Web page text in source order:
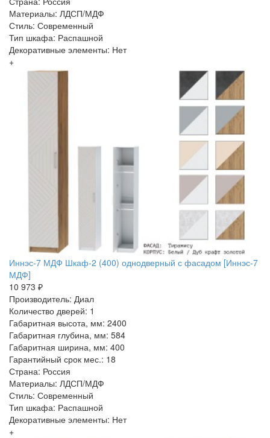
Материалы: ЛДСП/МДФ
Стиль: Современный
Тип шкафа: Распашной
Декоративные элементы: Нет
+
Иннэс-7 МДФ Шкаф-2 (400) однодверный с фасадом [Иннэс-7
МДФ]
10 973 ₽
Производитель: Диал
Количество дверей: 1
Габаритная высота, мм: 2400
Габаритная глубина, мм: 584
Габаритная ширина, мм: 400
Гарантийный срок мес.: 18
Страна: Россия
Материалы: ЛДСП/МДФ
Стиль: Современный
Тип шкафа: Распашной
Декоративные элементы: Нет
+